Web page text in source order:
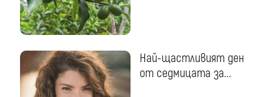
Най-щастливият ден
от седмицата за...